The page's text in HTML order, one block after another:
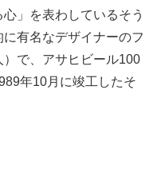
」を表わしているそう
有名なデザイナーのフ
で、アサヒビール100
年10月に竣工したそ